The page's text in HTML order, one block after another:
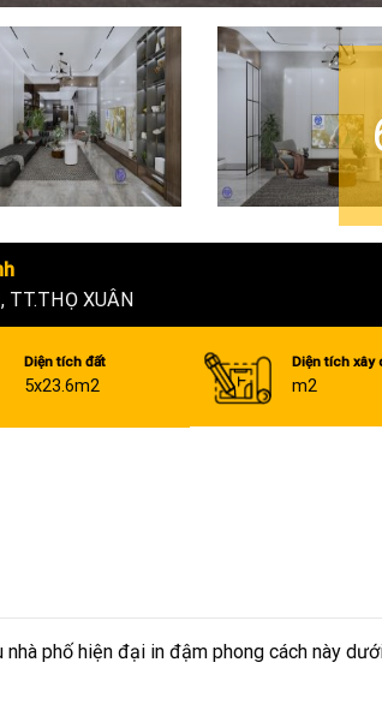
TT.THỌ XUÂN
Diện tích đất
5x23.6m2
Diện tích xây
m2
phố hiện đại in đậm phong cách này